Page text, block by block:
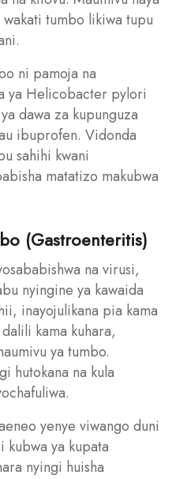
tumbo likiwa tupu
ni pamoja na
ya Helicobacter pylori
dawa za kupunguza
ibuprofen. Vidonda
sahihi kwani
matatizo makubwa
(Gastroenteritis)
na virusi,
nyingine ya kawaida
inayojulikana pia kama
kama kuhara,
ya tumbo.
hutokana na kula
yenye viwango duni
kubwa ya kupata
nyingi huisha